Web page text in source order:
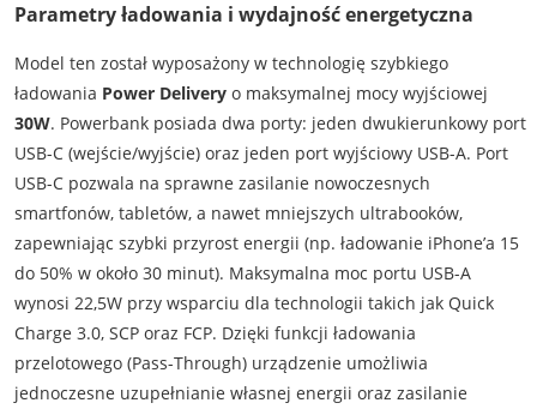
Parametry ładowania i wydajność energetyczna
Model ten został wyposażony w technologię szybkiego
ładowania Power Deliveryo maksymalnej mocy wyjściowej
30W. Powerbank posiada dwa porty: jeden dwukierunkowy port
USB-C (wejście/wyjście) oraz jeden port wyjściowy USB-A. Port
USB-C pozwala na sprawne zasilanie nowoczesnych
smartfonów, tabletów, a nawet mniejszych ultrabooków,
zapewniając szybki przyrost energii (np. ładowanie iPhone’a 15
do 50% w około 30 minut). Maksymalna moc portu USB-A
wynosi 22,5W przy wsparciu dla technologii takich jak Quick
Charge 3.0, SCP oraz FCP. Dzięki funkcji ładowania
przelotowego (Pass-Through) urządzenie umożliwia
jednoczesne uzupełnianie własnej energii oraz zasilanie